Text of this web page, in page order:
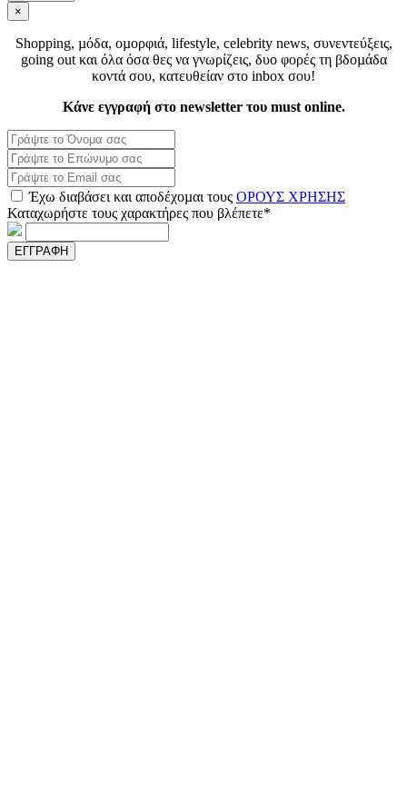
×
Shopping, µόδα, οµορφιά, lifestyle, celebrity news, συνεντεύξεις,
going out και όλα όσα θες να γνωρίζεις, δυο φορές τη βδοµάδα
κοντά σου, κατευθείαν στο inbox σου!
Κάνε εγγραφή στο newsletter του must online.
Έχω διαβάσει και αποδέχοµαι τους ΟΡΟΥΣ ΧΡΗΣΗΣ
Καταχωρήστε τους χαρακτήρες που βλέπετε*
ΕΓΓΡΑΦΗ